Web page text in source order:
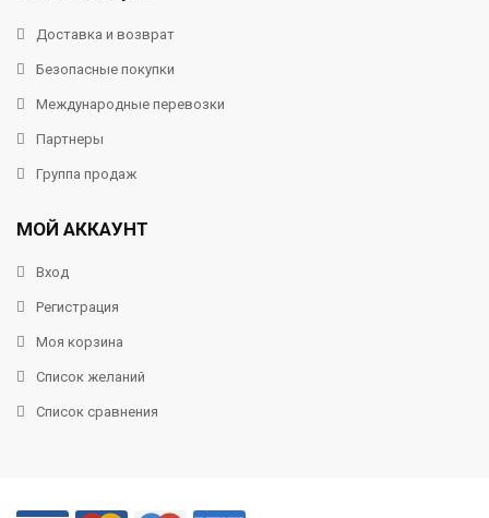
Доставка и возврат
Безопасные покупки
Международные перевозки
Партнеры
Группа продаж
МОЙ АККАУНТ
Вход
Регистрация
Моя корзина
Список желаний
Список сравнения